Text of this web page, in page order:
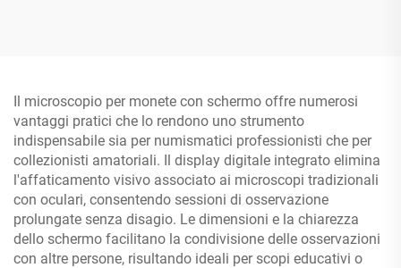
Il microscopio per monete con schermo offre numerosi
vantaggi pratici che lo rendono uno strumento
indispensabile sia per numismatici professionisti che per
collezionisti amatoriali. Il display digitale integrato elimina
l'affaticamento visivo associato ai microscopi tradizionali
con oculari, consentendo sessioni di osservazione
prolungate senza disagio. Le dimensioni e la chiarezza
dello schermo facilitano la condivisione delle osservazioni
con altre persone, risultando ideali per scopi educativi o